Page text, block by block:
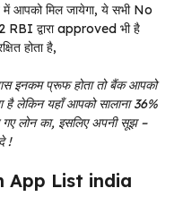
आपको मिल जायेगा, ये सभी No
द्वारा approved भी है
होता है,
इनकम प्रूफ होता तो बैंक आपको
है लेकिन यहाँ आपको सालाना 36%
लोन का, इसलिए अपनी सूझ –
!
App List india